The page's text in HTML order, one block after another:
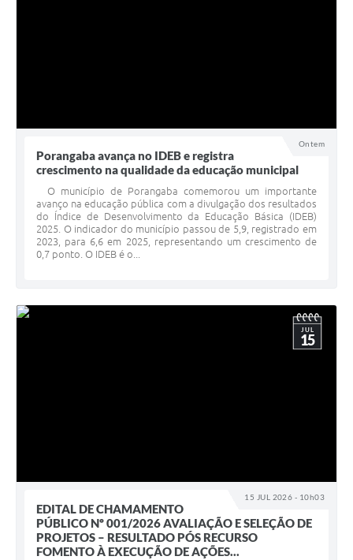
Ontem
Porangaba avança no IDEB e registra
crescimento na qualidade da educação municipal
O município de Porangaba comemorou um importante
avanço na educação pública com a divulgação dos resultados
do Índice de Desenvolvimento da Educação Básica (IDEB)
2025. O indicador do município passou de 5,9, registrado em
2023, para 6,6 em 2025, representando um crescimento de
0,7 ponto. O IDEB é o...
15 JUL 2026 - 10h03
JUL
15
EDITAL DE CHAMAMENTO
PÚBLICO Nº 001/2026 AVALIAÇÃO E SELEÇÃO DE
PROJETOS – RESULTADO PÓS RECURSO
FOMENTO À EXECUÇÃO DE AÇÕES...